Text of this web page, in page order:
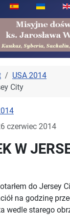
USA 2014
City
czerwiec 2014
W
do Jersey
na godzinę
wedle starego